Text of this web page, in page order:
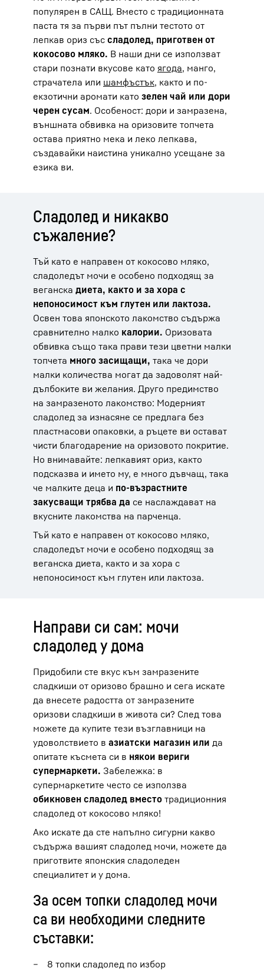
популярен в САЩ. Вместо с традиционната
паста тя за първи път пълни тестото от
лепкав ориз със сладолед, приготвен от
кокосово мляко. В наши дни се използват
стари познати вкусове като ягода, манго,
страчатела или шамфъстък, както и по-
екзотични аромати като зелен чай или дори
черен сусам. Особеност: дори и замразена,
външната обвивка на оризовите топчета
остава приятно мека и леко лепкава,
създавайки наистина уникално усещане за
езика ви.
Сладолед и никакво
съжаление?
Тъй като е направен от кокосово мляко,
сладоледът мочи е особено подходящ за
веганска диета, както и за хора с
непоносимост към глутен или лактоза.
Освен това японското лакомство съдържа
сравнително малко калории. Оризовата
обвивка също така прави тези цветни малки
топчета много засищащи, така че дори
малки количества могат да задоволят най-
дълбоките ви желания. Друго предимство
на замразеното лакомство: Модерният
сладолед за изнасяне се предлага без
пластмасови опаковки, а ръцете ви остават
чисти благодарение на оризовото покритие.
Но внимавайте: лепкавият ориз, както
подсказва и името му, е много дъвчащ, така
че малките деца и по-възрастните
закусващи трябва да се наслаждават на
вкусните лакомства на парченца.
Тъй като е направен от кокосово мляко,
сладоледът мочи е особено подходящ за
веганска диета, както и за хора с
непоносимост към глутен или лактоза.
Направи си сам: мочи
сладолед у дома
Придобили сте вкус към замразените
сладкиши от оризово брашно и сега искате
да внесете радостта от замразените
оризови сладкиши в живота си? След това
можете да купите тези възглавници на
удоволствието в азиатски магазин или да
опитате късмета си в някои вериги
супермаркети. Забележка: в
супермаркетите често се използва
обикновен сладолед вместо традиционния
сладолед от кокосово мляко!
Ако искате да сте напълно сигурни какво
съдържа вашият сладолед мочи, можете да
приготвите японския сладоледен
специалитет и у дома.
За осем топки сладолед мочи
са ви необходими следните
съставки:
8 топки сладолед по избор